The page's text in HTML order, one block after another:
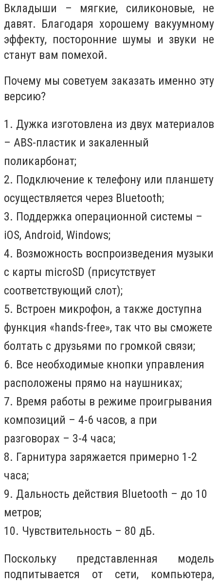
Вкладыши – мягкие, силиконовые, не
давят. Благодаря хорошему вакуумному
эффекту, посторонние шумы и звуки не
станут вам помехой.
Почему мы советуем заказать именно эту
версию?
1. Дужка изготовлена из двух материалов
– ABS-пластик и закаленный
поликарбонат;
2. Подключение к телефону или планшету
осуществляется через Bluetooth;
3. Поддержка операционной системы –
iOS, Android, Windows;
4. Возможность воспроизведения музыки
с карты microSD (присутствует
соответствующий слот);
5. Встроен микрофон, а также доступна
функция «hands-free», так что вы сможете
болтать с друзьями по громкой связи;
6. Все необходимые кнопки управления
расположены прямо на наушниках;
7. Время работы в режиме проигрывания
композиций – 4-6 часов, а при
разговорах – 3-4 часа;
8. Гарнитура заряжается примерно 1-2
часа;
9. Дальность действия Bluetooth – до 10
метров;
10. Чувствительность – 80 дБ.
Поскольку представленная модель
подпитывается от сети, компьютера,